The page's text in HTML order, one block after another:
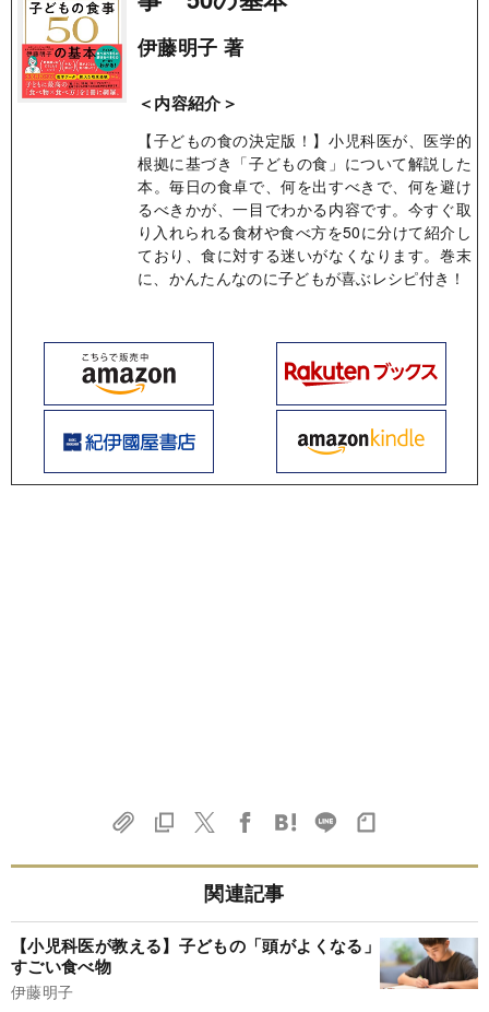
伊藤明子 著
＜内容紹介＞
【子どもの食の決定版！】小児科医が、医学的
根拠に基づき「子どもの食」について解説した
本。毎日の食卓で、何を出すべきで、何を避け
るべきかが、一目でわかる内容です。今すぐ取
り入れられる食材や食べ方を50に分けて紹介し
ており、食に対する迷いがなくなります。巻末
に、かんたんなのに子どもが喜ぶレシピ付き！
関連記事
【小児科医が教える】子どもの「頭がよくなる」
すごい食べ物
伊藤明子